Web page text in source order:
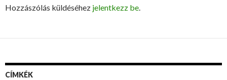
Hozzászólás küldéséhez jelentkezz be.
CÍMKÉK